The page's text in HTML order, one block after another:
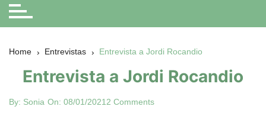
Home Entrevistas Entrevista a Jordi Rocandio
Entrevista a Jordi Rocandio
By: Sonia On: 08/01/2021 2 Comments